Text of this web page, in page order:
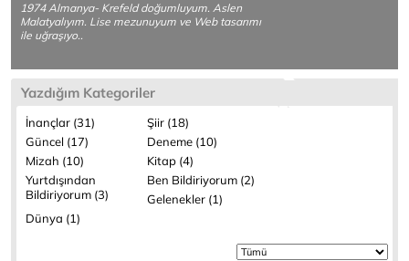
1974 Almanya- Krefeld doğumluyum. Aslen
Malatyalıyım. Lise mezunuyum ve Web tasarımı
ile uğraşıyo..
Yazdığım Kategoriler
İnançlar (31)
Şiir (18)
Güncel (17)
Deneme (10)
Mizah (10)
Kitap (4)
Yurtdışından
Bildiriyorum (3)
Ben Bildiriyorum (2)
Gelenekler (1)
Dünya (1)